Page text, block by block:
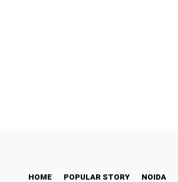
HOME POPULAR STORY NOIDA